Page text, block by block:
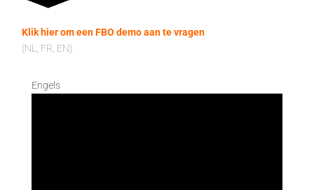
Klik hier om een FBO demo aan te vragen
(NL, FR, EN)
Engels